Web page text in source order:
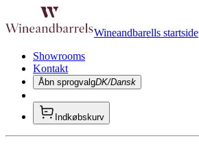
Wineandbarells startside
Showrooms
Kontakt
Åbn sprogvalgDK/Dansk
Indkøbskurv